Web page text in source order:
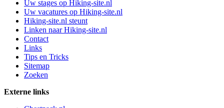
Uw stages op Hiking-site.nl
Uw vacatures op Hiking-site.nl
Hiking-site.nl steunt
Linken naar Hiking-site.nl
Contact
Links
Tips en Tricks
Sitemap
Zoeken
Externe links